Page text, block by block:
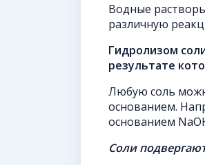
Водные
различную
Гидролизом
результате
Любую соль
основанием.
основанием
Соли